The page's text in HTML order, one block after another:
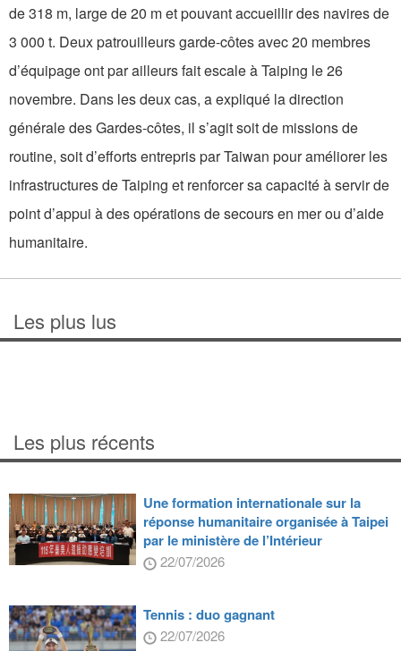
de 318 m, large de 20 m et pouvant accueillir des navires de
3 000 t. Deux patrouilleurs garde-côtes avec 20 membres
d’équipage ont par ailleurs fait escale à Taiping le 26
novembre. Dans les deux cas, a expliqué la direction
générale des Gardes-côtes, il s’agit soit de missions de
routine, soit d’efforts entrepris par Taiwan pour améliorer les
infrastructures de Taiping et renforcer sa capacité à servir de
point d’appui à des opérations de secours en mer ou d’aide
humanitaire.
Les plus lus
Les plus récents
Une formation internationale sur la
réponse humanitaire organisée à Taipei
par le ministère de l’Intérieur
22/07/2026
Tennis : duo gagnant
22/07/2026